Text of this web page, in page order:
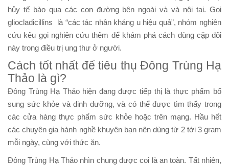
hủy tế bào qua các con đường bên ngoài và và nội tại. Gọi
gliocladicillins là “các tác nhân kháng u hiệu quả”, nhóm nghiên
cứu kêu gọi nghiên cứu thêm để khám phá cách dùng cặp đôi
này trong điều trị ung thư ở người.
Cách tốt nhất để tiêu thụ Đông Trùng Hạ
Thảo là gì?
Đông Trùng Hạ Thảo hiện đang được tiếp thị là thực phẩm bổ
sung sức khỏe và dinh dưỡng, và có thể được tìm thấy trong
các cửa hàng thực phẩm sức khỏe hoặc trên mạng. Hầu hết
các chuyên gia hành nghề khuyên bạn nên dùng từ 2 tới 3 gram
mỗi ngày, cùng với thức ăn.
Đông Trùng Hạ Thảo nhìn chung được coi là an toàn. Tất nhiên,